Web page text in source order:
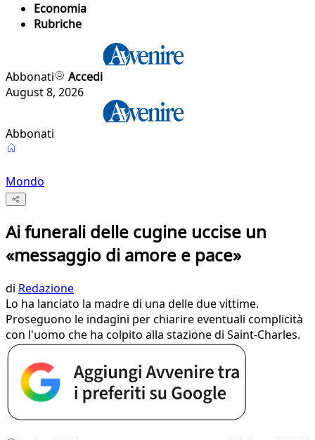
Economia
Rubriche
Abbonati
Accedi
August 8, 2026
Abbonati
Mondo
Ai funerali delle cugine uccise un
«messaggio di amore e pace»
di Redazione
Lo ha lanciato la madre di una delle due vittime.
Proseguono le indagini per chiarire eventuali complicità
con l'uomo che ha colpito alla stazione di Saint-Charles.